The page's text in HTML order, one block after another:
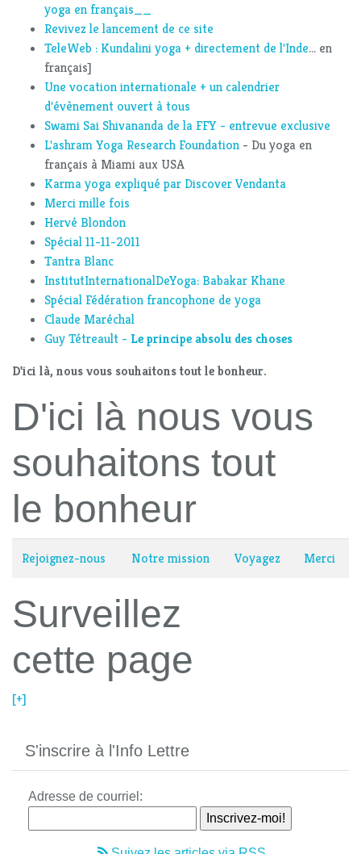
yoga en français__
Revivez le lancement de ce site
TeleWeb : Kundalini yoga + directement de l'Inde... en
français]
Une vocation internationale + un calendrier
d'évènement ouvert à tous
Swami Sai Shivananda de la FFY - entrevue exclusive
L'ashram Yoga Research Foundation - Du yoga en
français à Miami aux USA
Karma yoga expliqué par Discover Vendanta
Merci mille fois
Hervé Blondon
Spécial 11-11-2011
Tantra Blanc
InstitutInternationalDeYoga: Babakar Khane
Spécial Fédération francophone de yoga
Claude Maréchal
Guy Tétreault - Le principe absolu des choses
D'ici là, nous vous souhaitons tout le bonheur.
D'ici là nous vous
souhaitons tout
le bonheur
Rejoignez-nous Notre mission Voyagez Merci
Surveillez
cette page
[+]
S'inscrire à l'Info Lettre
Adresse de courriel: